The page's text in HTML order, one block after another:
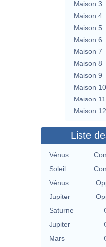
Maison 3
Maison 4
Maison 5
Maison 6
Maison 7
Maison 8
Maison 9
Maison 10
Maison 11
Maison 12
Liste
Vénus
Soleil
Vénus
Jupiter
Saturne
Jupiter
Mars